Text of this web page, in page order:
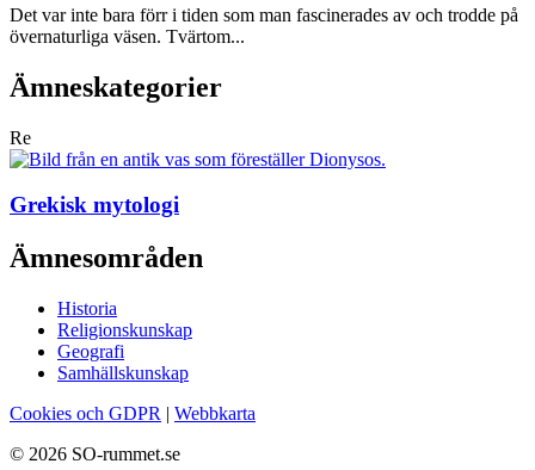
Det var inte bara förr i tiden som man fascinerades av och trodde på
övernaturliga väsen. Tvärtom...
Ämneskategorier
Re
Grekisk mytologi
Ämnesområden
Historia
Religionskunskap
Geografi
Samhällskunskap
Cookies och GDPR | Webbkarta
© 2026 SO-rummet.se